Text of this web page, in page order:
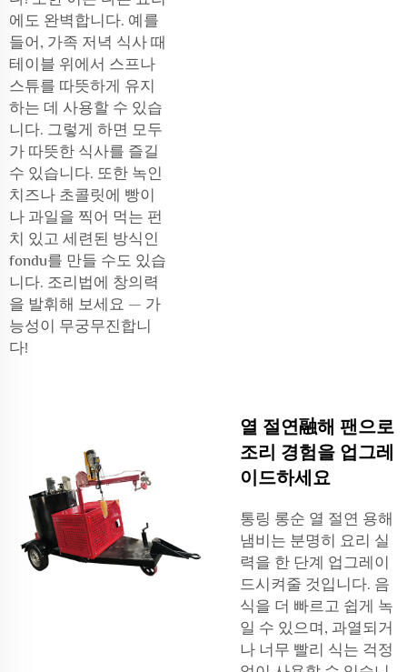
에도 완벽합니다. 예를
들어, 가족 저녁 식사 때
테이블 위에서 스프나
스튜를 따뜻하게 유지
하는 데 사용할 수 있습
니다. 그렇게 하면 모두
가 따뜻한 식사를 즐길
수 있습니다. 또한 녹인
치즈나 초콜릿에 빵이
나 과일을 찍어 먹는 펀
치 있고 세련된 방식인
fondu를 만들 수도 있습
니다. 조리법에 창의력
을 발휘해 보세요 — 가
능성이 무궁무진합니
다!
열 절연融해 팬으로
조리 경험을 업그레
이드하세요
통링 롱순 열 절연 용해
냄비는 분명히 요리 실
력을 한 단계 업그레이
드시켜줄 것입니다. 음
식을 더 빠르고 쉽게 녹
일 수 있으며, 과열되거
나 너무 빨리 식는 걱정